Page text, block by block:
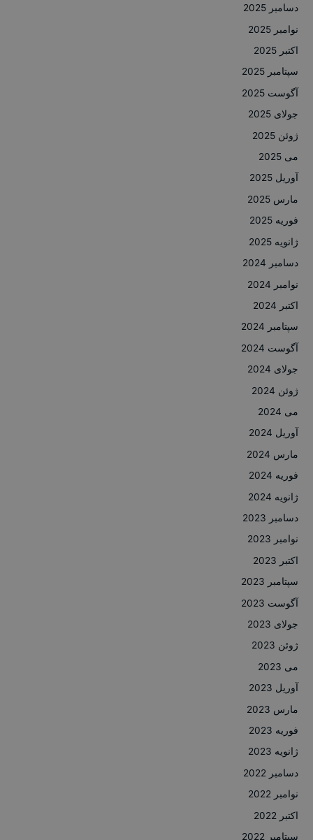
دسامبر 2025
نوامبر 2025
اکتبر 2025
سپتامبر 2025
آگوست 2025
جولای 2025
ژوئن 2025
می 2025
آوریل 2025
مارس 2025
فوریه 2025
ژانویه 2025
دسامبر 2024
نوامبر 2024
اکتبر 2024
سپتامبر 2024
آگوست 2024
جولای 2024
ژوئن 2024
می 2024
آوریل 2024
مارس 2024
فوریه 2024
ژانویه 2024
دسامبر 2023
نوامبر 2023
اکتبر 2023
سپتامبر 2023
آگوست 2023
جولای 2023
ژوئن 2023
می 2023
آوریل 2023
مارس 2023
فوریه 2023
ژانویه 2023
دسامبر 2022
نوامبر 2022
اکتبر 2022
سپتامبر 2022